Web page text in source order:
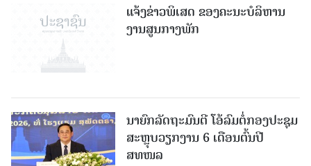
ແຈ້ງຂ່າວພິເສດ ຂອງຄະນະບໍລິຫານ
ງານສູນກາງພັກ
ນາຍົກລັດຖະມົນຕີ ໂອ້ລົມຕໍ່ກອງປະຊຸມ
ສະຫຼຸບວຽກງານ 6 ເດືອນຕົ້ນປີ
ສທໜລ